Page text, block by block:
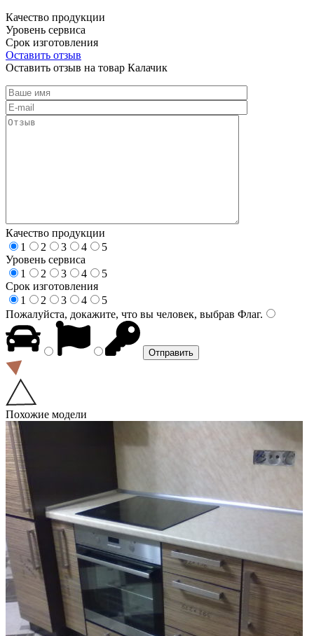
Качество продукции
Уровень сервиса
Срок изготовления
Оставить отзыв
Оставить отзыв на товар Калачик
Качество продукции
1
2 3 4
5
Уровень сервиса
1
2 3 4
5
Срок изготовления
1
2 3 4
5
Пожалуйста, докажите, что вы человек, выбрав Флаг.
Похожие модели